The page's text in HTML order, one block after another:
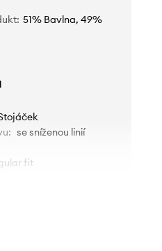
: 51% Bavlna, 49%
: se sníženou linií
fit